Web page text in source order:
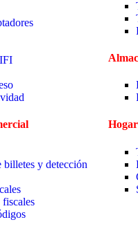
billetes y detección
fiscales